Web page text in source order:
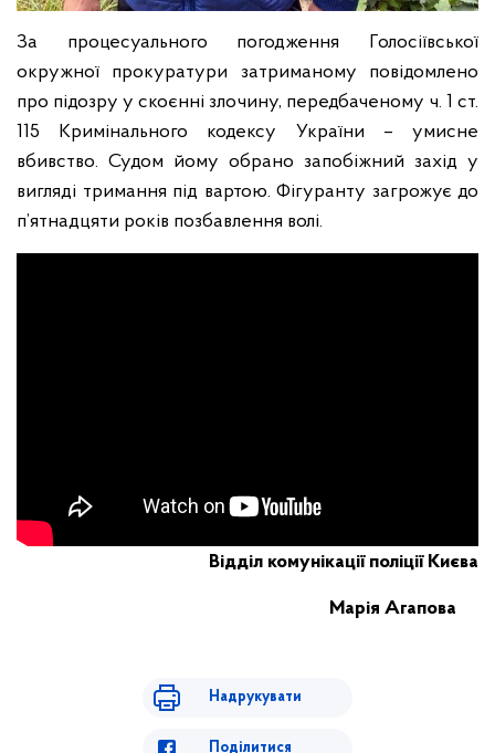
За процесуального погодження Голосіївської
окружної прокуратури затриманому повідомлено
про підозру у скоєнні злочину, передбаченому ч. 1 ст.
115 Кримінального кодексу України – умисне
вбивство. Судом йому обрано запобіжний захід у
вигляді тримання під вартою. Фігуранту загрожує до
п’ятнадцяти років позбавлення волі.
Відділ комунікації поліції Києва
Марія Агапова
Надрукувати
Поділитися